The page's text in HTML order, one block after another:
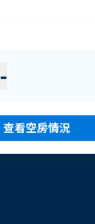
-
查看空房情況